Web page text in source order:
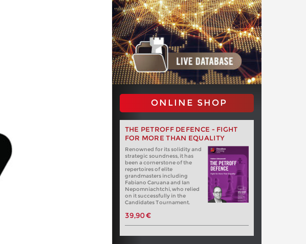
ONLINE SHOP
THE PETROFF DEFENCE - FIGHT
FOR MORE THAN EQUALITY
Renowned for its solidity and
strategic soundness, it has
been a cornerstone of the
repertoires of elite
grandmasters including
Fabiano Caruana and Ian
Nepomniachtchi, who relied
on it successfully in the
Candidates Tournament.
39,90 €